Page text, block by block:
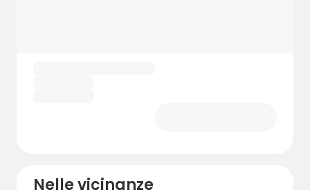
Nelle vicinanze